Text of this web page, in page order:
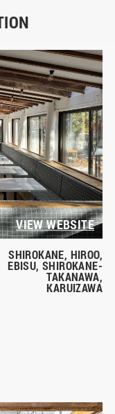
VIEW WEBSITE
SHIROKANE, HIROO,
EBISU, SHIROKANE-
TAKANAWA,
KARUIZAWA